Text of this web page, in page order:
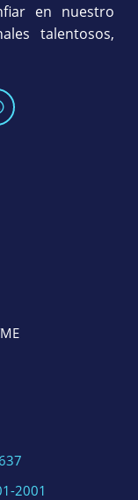
en nuestro
talentosos,
2001